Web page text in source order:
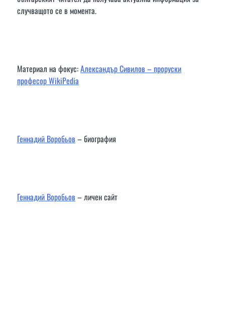
случващото се в момента.
Материал на фокус:Александър Сивилов – проруски
професор WikiPedia
Геннадий Воробьов– биография
Геннадий Воробьов– личен сайт